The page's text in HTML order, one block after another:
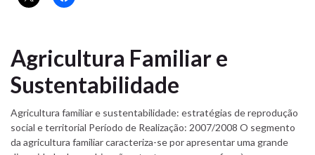
Agricultura Familiar e
Sustentabilidade
Agricultura familiar e sustentabilidade: estratégias de reprodução
social e territorial Período de Realização: 2007/2008 O segmento
da agricultura familiar caracteriza-se por apresentar uma grande